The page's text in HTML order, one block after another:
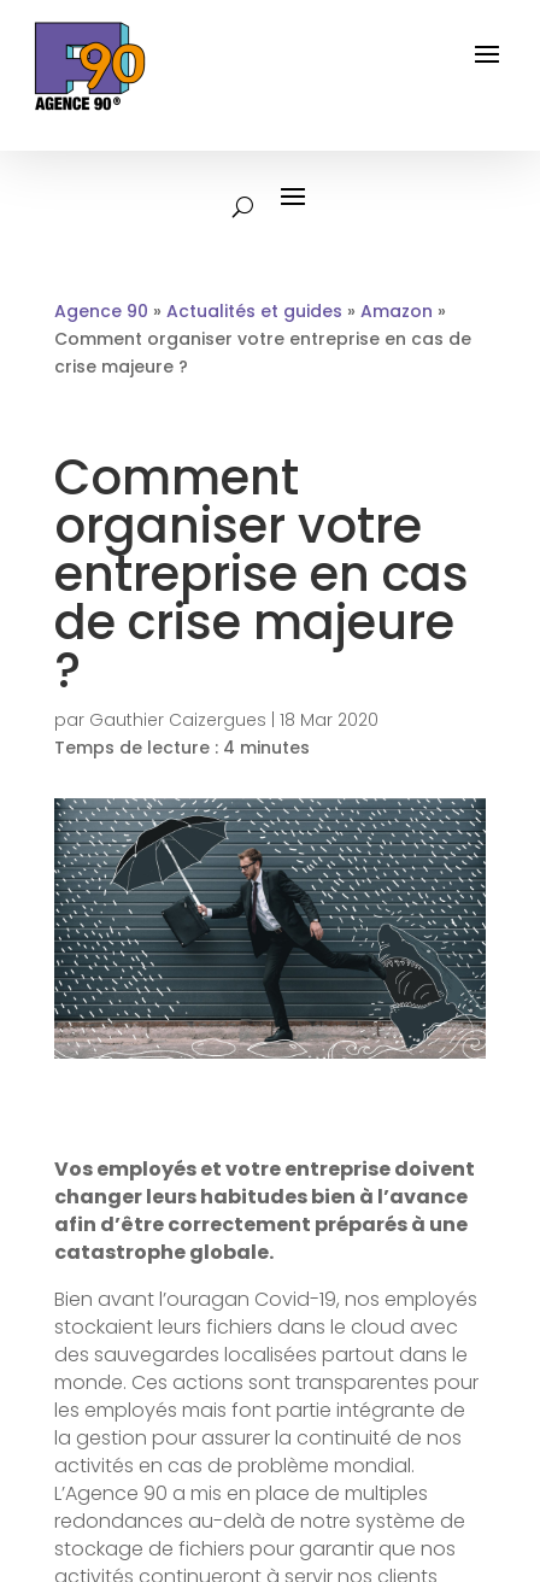
Agence 90 » Actualités et guides » Amazon »
Comment organiser votre entreprise en cas de
crise majeure ?
Comment
organiser votre
entreprise en cas
de crise majeure
?
par Gauthier Caizergues 18 Mar 2020
Temps de lecture : 4 minutes
Vos employés et votre entreprise doivent
changer leurs habitudes bien à l’avance
afin d’être correctement préparés à une
catastrophe globale.
Bien avant l’ouragan Covid-19, nos employés
stockaient leurs fichiers dans le cloud avec
des sauvegardes localisées partout dans le
monde. Ces actions sont transparentes pour
les employés mais font partie intégrante de
la gestion pour assurer la continuité de nos
activités en cas de problème mondial.
L’Agence 90 a mis en place de multiples
redondances au-delà de notre système de
stockage de fichiers pour garantir que nos